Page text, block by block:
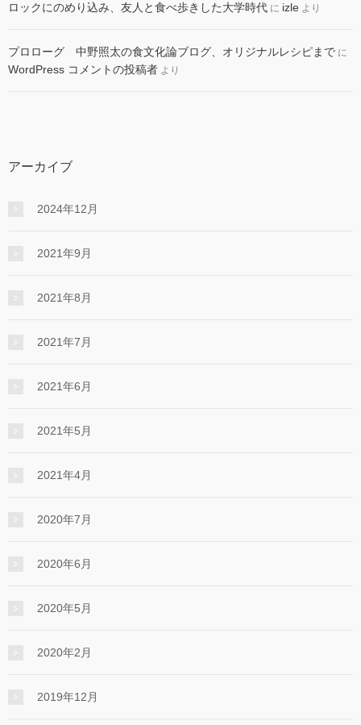
ロックにのめり込み、友人と食べ歩きした大学時代 に izle より
プロローグ 中野照太の食文化論ブログ、オリジナルレシピまで に
WordPress コメントの投稿者 より
アーカイブ
2024年12月
2021年9月
2021年8月
2021年7月
2021年6月
2021年5月
2021年4月
2020年7月
2020年6月
2020年5月
2020年2月
2019年12月